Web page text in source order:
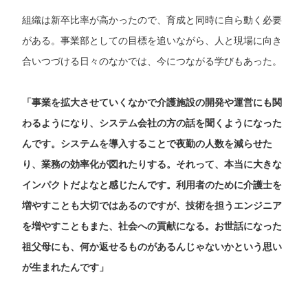
組織は新卒比率が高かったので、育成と同時に自ら動く必要
がある。事業部としての目標を追いながら、人と現場に向き
合いつづける日々のなかでは、今につながる学びもあった。
「事業を拡大させていくなかで介護施設の開発や運営にも関
わるようになり、システム会社の方の話を聞くようになった
んです。システムを導入することで夜勤の人数を減らせた
り、業務の効率化が図れたりする。それって、本当に大きな
インパクトだよなと感じたんです。利用者のために介護士を
増やすことも大切ではあるのですが、技術を担うエンジニア
を増やすこともまた、社会への貢献になる。お世話になった
祖父母にも、何か返せるものがあるんじゃないかという思い
が生まれたんです」